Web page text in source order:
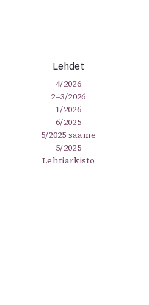
Lehdet
4/2026
2–3/2026
1/2026
6/2025
5/2025 saame
5/2025
Lehtiarkisto